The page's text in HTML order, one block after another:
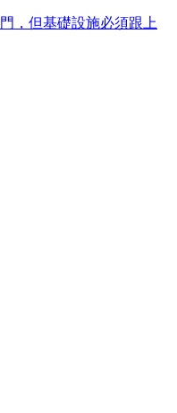
門 ， 但基礎設施必須跟 上